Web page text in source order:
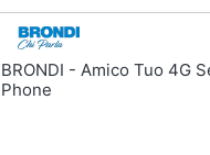
BRONDI - Amico Tuo 4G
Phone